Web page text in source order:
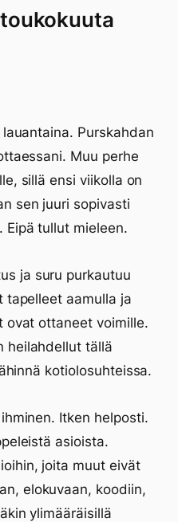
Purskahdan
Muu perhe
sillä ensi viikolla on
sen juuri sopivasti
Eipä tullut mieleen.
ja suru purkautuu
tapelleet aamulla ja
ovat ottaneet voimille.
heilahdellut tällä
kotiolosuhteissa.
Itken helposti.
asioista.
joita muut eivät
elokuvaan, koodiin,
ylimääräisillä